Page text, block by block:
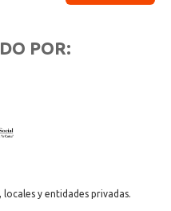
POR:
y entidades privadas.